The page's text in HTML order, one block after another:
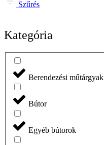
Szűrés
Kategória
Berendezési műtárgyak
Bútor
Egyéb bútorok